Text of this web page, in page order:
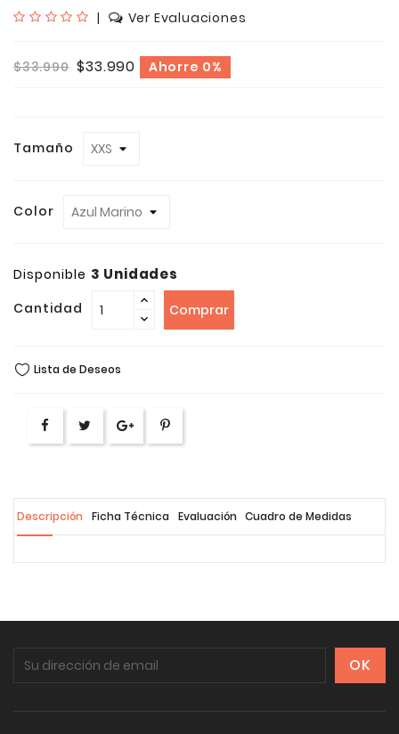
| Ver Evaluaciones
$33.990 $33.990 Ahorre 0%
Tamaño
Color
Disponible 3 Unidades
Cantidad Comprar
Lista de Deseos
Descripción Ficha Técnica Evaluación Cuadro de Medidas